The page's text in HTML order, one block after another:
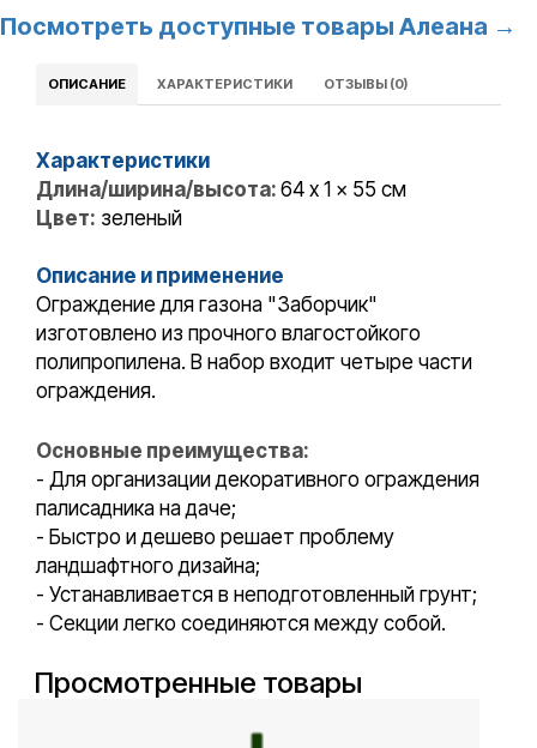
Посмотреть доступные товары Алеана →
ОПИСАНИЕ ХАРАКТЕРИСТИКИ ОТЗЫВЫ (0)
Характеристики
Длина/ширина/высота: 64 x 1 x 55 см
Цвет: зеленый
Описание и применение
Ограждение для газона "Заборчик"
изготовлено из прочного влагостойкого
полипропилена. В набор входит четыре части
ограждения.
Основные преимущества:
- Для организации декоративного ограждения
палисадника на даче;
- Быстро и дешево решает проблему
ландшафтного дизайна;
- Устанавливается в неподготовленный грунт;
- Секции легко соединяются между собой.
Просмотренные товары